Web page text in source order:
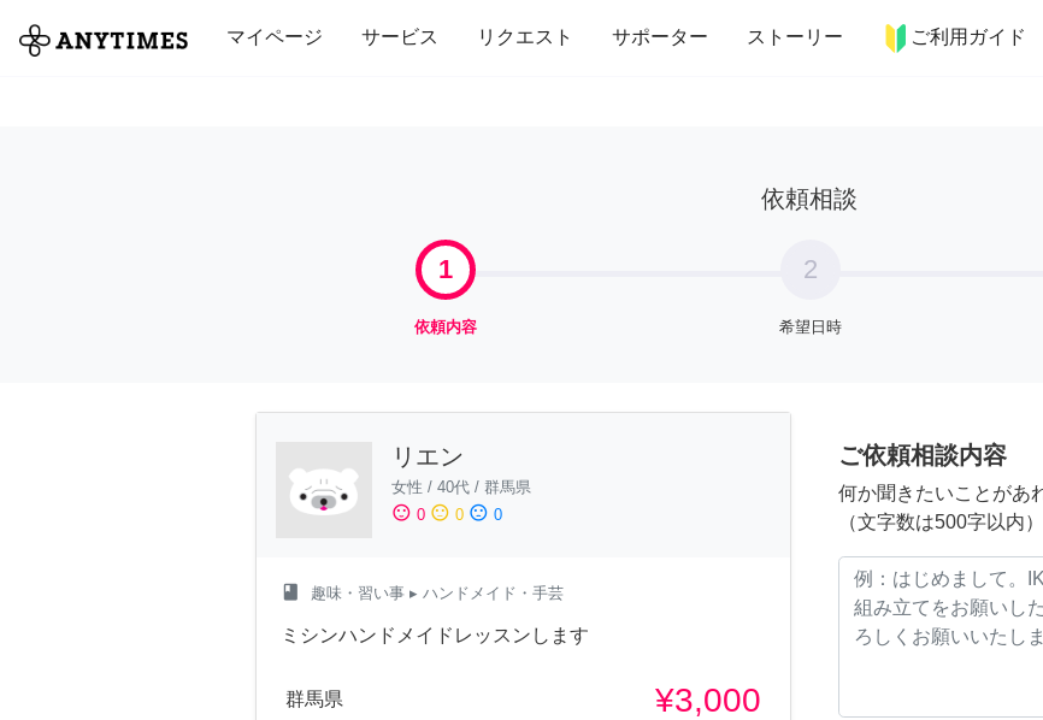
マイページ サービス リクエスト サポーター ストーリー ご利用ガイド
全て 修理・組立 家事 引っ越し インテリア 趣味・習い事 ペット 料理
依頼相談
1
依頼内容
2
希望日時
リエン
女性 / 40代 / 群馬県
sentiment_satisfied 0 sentiment_neutral 0 sentiment_dissatisfied 0
class 趣味・習い事 ▸ ハンドメイド・手芸
ミシンハンドメイドレッスンします
群馬県 ¥3,000
ご依頼相談内容
何か聞きたいことがあ
（文字数は500字以内）